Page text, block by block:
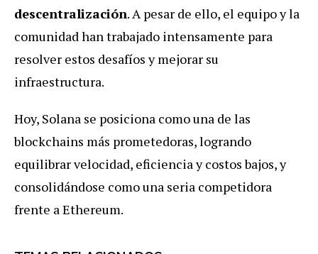
descentralización. A pesar de ello, el equipo y la
comunidad han trabajado intensamente para
resolver estos desafíos y mejorar su
infraestructura.
Hoy, Solana se posiciona como una de las
blockchains más prometedoras, logrando
equilibrar velocidad, eficiencia y costos bajos, y
consolidándose como una seria competidora
frente a Ethereum.